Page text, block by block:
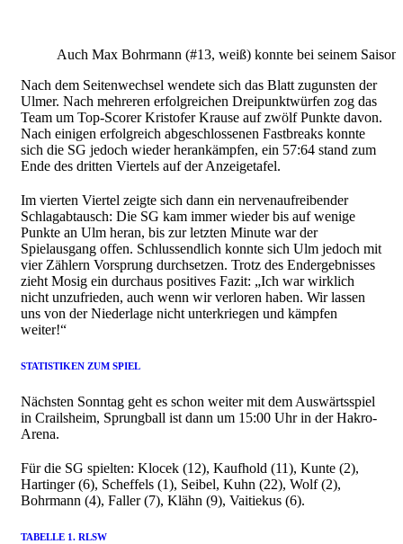
Auch Max Bohrmann (#13, weiß) konnte bei seinem
Nach dem Seitenwechsel wendete sich das Blatt zugunsten der
Ulmer. Nach mehreren erfolgreichen Dreipunktwürfen zog das
Team um Top-Scorer Kristofer Krause auf zwölf Punkte davon.
Nach einigen erfolgreich abgeschlossenen Fastbreaks konnte
sich die SG jedoch wieder herankämpfen, ein 57:64 stand zum
Ende des dritten Viertels auf der Anzeigetafel.
Im vierten Viertel zeigte sich dann ein nervenaufreibender
Schlagabtausch: Die SG kam immer wieder bis auf wenige
Punkte an Ulm heran, bis zur letzten Minute war der
Spielausgang offen. Schlussendlich konnte sich Ulm jedoch mit
vier Zählern Vorsprung durchsetzen. Trotz des Endergebnisses
zieht Mosig ein durchaus positives Fazit: „Ich war wirklich
nicht unzufrieden, auch wenn wir verloren haben. Wir lassen
uns von der Niederlage nicht unterkriegen und kämpfen
weiter!“
STATISTIKEN ZUM SPIEL
Nächsten Sonntag geht es schon weiter mit dem Auswärtsspiel
in Crailsheim, Sprungball ist dann um 15:00 Uhr in der Hakro-
Arena.
Für die SG spielten: Klocek (12), Kaufhold (11), Kunte (2),
Hartinger (6), Scheffels (1), Seibel, Kuhn (22), Wolf (2),
Bohrmann (4), Faller (7), Klähn (9), Vaitiekus (6).
TABELLE 1. RLSW